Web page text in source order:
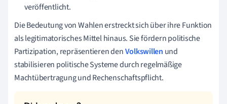
veröffentlicht.
Die Bedeutung von Wahlen erstreckt sich über ihre Funktion
als legitimatorisches Mittel hinaus. Sie fördern politische
Partizipation, repräsentieren denVolkswillen und
stabilisieren politische Systeme durch regelmäßige
Machtübertragung und Rechenschaftspflicht.